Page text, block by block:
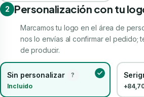
2 Personalización con tu
Marcamos tu logo en el área de
nos lo envías al confirmar el pedido;
de producir.
Sin personalizar
?
Incluido